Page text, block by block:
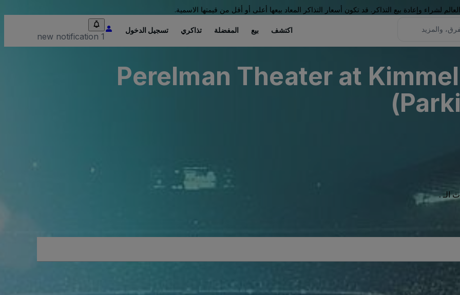
لشراء وإعادة بيع التذاكر. قد تكون أسعار التذاكر المعاد بيعها أعلى أو أقل من قيمتها الاسمية.
اكتشف بيع المفضلة تذاكري تسجيل الدخول
1 new notification
Perelman Theater at
الـ .